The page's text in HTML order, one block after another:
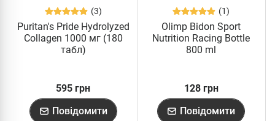
(3)
Puritan's Pride Hydrolyzed
Collagen 1000 мг (180
табл)
595 грн
Повідомити
(1)
Olimp Bidon Sport
Nutrition Racing Bottle
800 ml
128 грн
Повідомити